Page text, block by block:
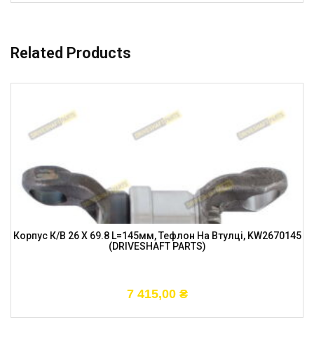
Related Products
Корпус К/в 26 X 69.8 L=145мм, Тефлон На Втулці, KW2670145
(DRIVESHAFT PARTS)
7 415,00 ₴